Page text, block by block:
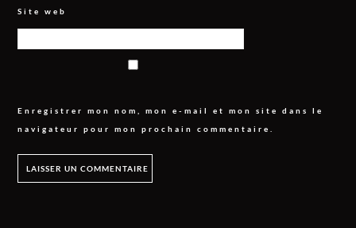
Site web
Enregistrer mon nom, mon e-mail et mon site dans le
navigateur pour mon prochain commentaire.